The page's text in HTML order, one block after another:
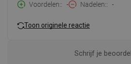
Voordelen:
- Nadelen: -
Toon originele reactie
Schrijf je